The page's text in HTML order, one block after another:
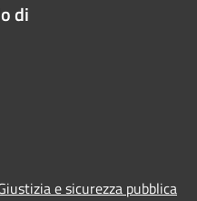
di
e sicurezza pubblica